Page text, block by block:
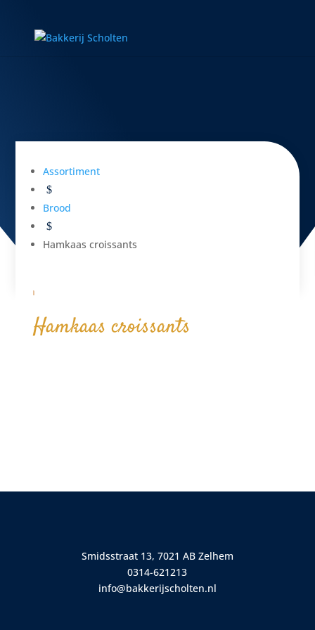
Ontdek al onze (h)eerlijke producten uit
Assortiment
$
Brood
$
Hamkaas croissants
Hamkaas croissants
Smidsstraat 13, 7021 AB Zelhem
0314-621213
info@bakkerijscholten.nl